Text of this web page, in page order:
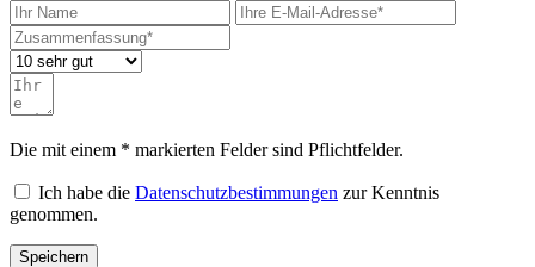
Die mit einem * markierten Felder sind Pflichtfelder.
Ich habe die Datenschutzbestimmungen zur Kenntnis
genommen.
Speichern